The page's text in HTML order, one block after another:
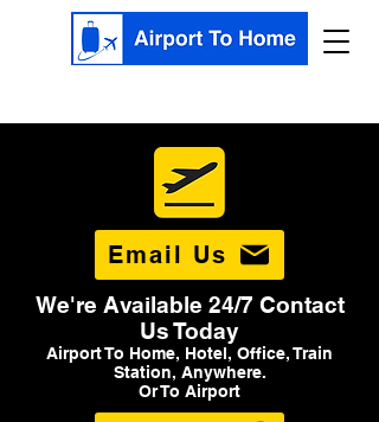
Email Us
We're Available 24/7 Contact
Us Today
Airport To Home, Hotel, Office, Train
Station, Anywhere.
Or To Airport